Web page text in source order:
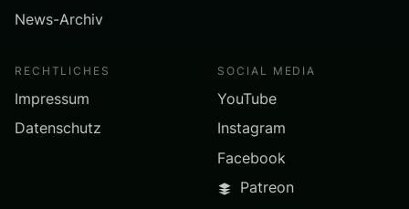
News-Archiv
RECHTLICHES
Impressum
Datenschutz
SOCIAL MEDIA
YouTube
Instagram
Facebook
Patreon